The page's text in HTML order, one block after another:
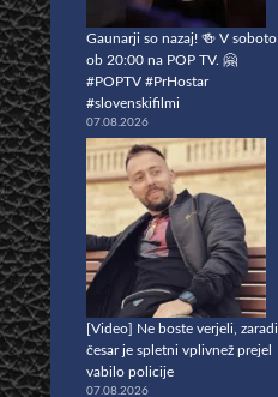
Gaunarji so nazaj! 🍻 V soboto
ob 20:00 na POP TV. 🤗
#POPTV #PrHostar
#slovenskifilmi
07.08.2026
[Video] Ne boste verjeli, zaradi
česar je spletni vplivnež prejel
vabilo policije
07.08.2026